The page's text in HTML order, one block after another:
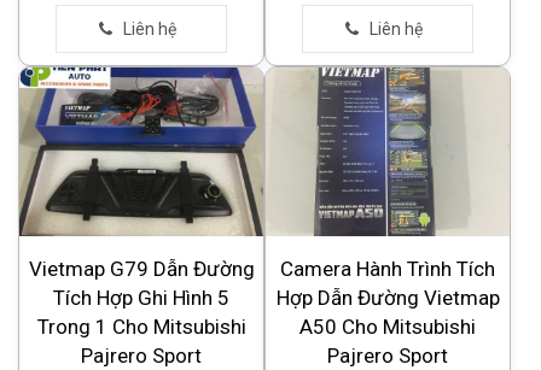
Vietmap G79 Dẫn Đường
Tích Hợp Ghi Hình 5
Trong 1 Cho Mitsubishi
Pajrero Sport
Camera Hành Trình Tích
Hợp Dẫn Đường Vietmap
A50 Cho Mitsubishi
Pajrero Sport